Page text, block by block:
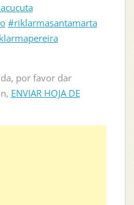
#riklarmasantamarta
por favor dar
ENVIAR HOJA DE